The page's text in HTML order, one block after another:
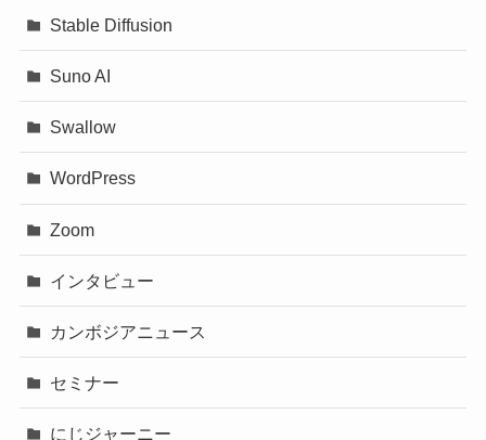
Stable Diffusion
Suno AI
Swallow
WordPress
Zoom
インタビュー
カンボジアニュース
セミナー
にじジャーニー